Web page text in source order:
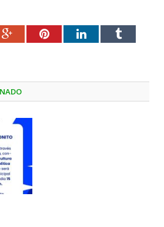
Google+PinterestLinkedInTumblr